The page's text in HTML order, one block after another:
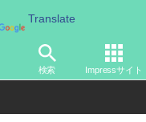
Translate
検索 Impressサイト
ズ